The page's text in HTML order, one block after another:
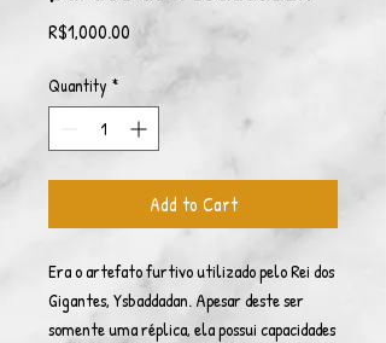
R$1,000.00 Price
Quantity *
Add to Cart
Era o artefato furtivo utilizado pelo Rei dos
Gigantes, Ysbaddadan. Apesar deste ser
somente uma réplica, ela possui capacidades